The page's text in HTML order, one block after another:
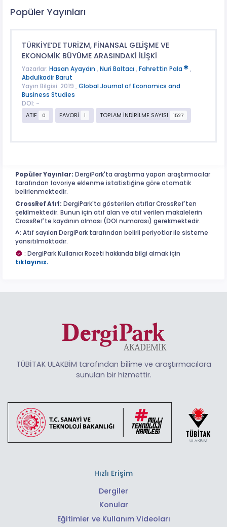
Popüler Yayınları
TÜRKİYE’DE TURİZM, FİNANSAL GELİŞME VE
EKONOMİK BÜYÜME ARASINDAKİ İLİŞKİ
Yazarlar: Hasan Ayaydın , Nuri Baltacı , Fahrettin Pala
,
Abdulkadir Barut
Yayın Bilgisi: 2019 , Global Journal of Economics and
Business Studies
DOI: -
ATIF
0 FAVORİ 1 TOPLAM İNDİRİLME SAYISI 1527
Popüler Yayınlar: DergiPark'ta araştırma yapan araştırmacılar
tarafından favoriye eklenme istatistiğine göre otomatik
belirlenmektedir.
CrossRef Atıf: DergiPark'ta gösterilen atıflar CrossRef'ten
çekilmektedir. Bunun için atıf alan ve atıf verilen makalelerin
CrossRef'te kaydının olması (DOI numarası) gerekmektedir.
^: Atıf sayıları DergiPark tarafından belirli periyotlar ile sisteme
yansıtılmaktadır.
: DergiPark Kullanıcı Rozeti hakkında bilgi almak için
tıklayınız.
TÜBİTAK ULAKBİM tarafından bilime ve araştırmacılara
sunulan bir hizmettir.
Hızlı Erişim
Dergiler
Konular
Eğitimler ve Kullanım Videoları